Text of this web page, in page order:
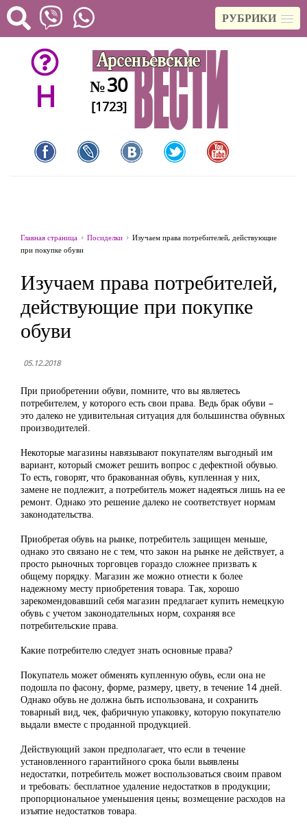
РУБРИКИ
H №30
[1723]
Главная страница Посиделки
Изучаем права потребителей, действующие
при покупке обуви
Изучаем права потребителей,
действующие при покупке
обуви
05.12.2018
При приобретении обуви, помните, что вы являетесь
потребителем, у которого есть свои права. Ведь брак обуви –
это далеко не удивительная ситуация для большинства обувных
производителей.
Некоторые магазины навязывают покупателям выгодный им
вариант, который сможет решить вопрос с дефектной обувью.
То есть, говорят, что бракованная обувь, купленная у них,
замене не подлежит, а потребитель может надеяться лишь на ее
ремонт. Однако это решение далеко не соответствует нормам
законодательства.
Приобретая обувь на рынке, потребитель защищен меньше,
однако это связано не с тем, что закон на рынке не действует, а
просто рыночных торговцев гораздо сложнее призвать к
общему порядку. Магазин же можно отнести к более
надежному месту приобретения товара. Так, хорошо
зарекомендовавший себя магазин предлагает купить немецкую
обувь с учетом законодательных норм, сохраняя все
потребительские права.
Какие потребителю следует знать основные права?
Покупатель может обменять купленную обувь, если она не
подошла по фасону, форме, размеру, цвету, в течение 14 дней.
Однако обувь не должна быть использована, и сохранить
товарный вид, чек, фабричную упаковку, которую покупателю
выдали вместе с проданной продукцией.
Действующий закон предполагает, что если в течение
установленного гарантийного срока были выявлены
недостатки, потребитель может воспользоваться своим правом
и требовать: бесплатное удаление недостатков в продукции;
пропорциональное уменьшения цены; возмещение расходов на
изъятие недостатков товара.